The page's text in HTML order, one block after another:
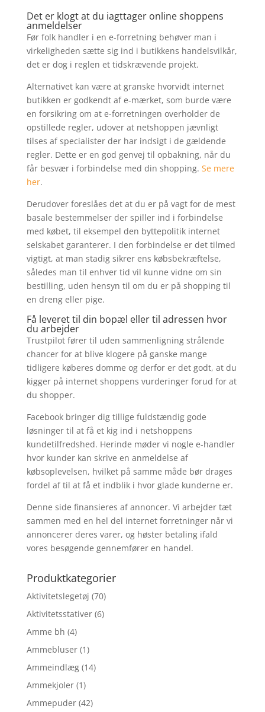
Det er klogt at du iagttager online shoppens
anmeldelser
Før folk handler i en e-forretning behøver man i
virkeligheden sætte sig ind i butikkens handelsvilkår,
det er dog i reglen et tidskrævende projekt.
Alternativet kan være at granske hvorvidt internet
butikken er godkendt af e-mærket, som burde være
en forsikring om at e-forretningen overholder de
opstillede regler, udover at netshoppen jævnligt
tilses af specialister der har indsigt i de gældende
regler. Dette er en god genvej til opbakning, når du
får besvær i forbindelse med din shopping. Se mere
her.
Derudover foreslåes det at du er på vagt for de mest
basale bestemmelser der spiller ind i forbindelse
med købet, til eksempel den byttepolitik internet
selskabet garanterer. I den forbindelse er det tilmed
vigtigt, at man stadig sikrer ens købsbekræftelse,
således man til enhver tid vil kunne vidne om sin
bestilling, uden hensyn til om du er på shopping til
en dreng eller pige.
Få leveret til din bopæl eller til adressen hvor
du arbejder
Trustpilot fører til uden sammenligning strålende
chancer for at blive klogere på ganske mange
tidligere køberes domme og derfor er det godt, at du
kigger på internet shoppens vurderinger forud for at
du shopper.
Facebook bringer dig tillige fuldstændig gode
løsninger til at få et kig ind i netshoppens
kundetilfredshed. Herinde møder vi nogle e-handler
hvor kunder kan skrive en anmeldelse af
købsoplevelsen, hvilket på samme måde bør drages
fordel af til at få et indblik i hvor glade kunderne er.
Denne side finansieres af annoncer. Vi arbejder tæt
sammen med en hel del internet forretninger når vi
annoncerer deres varer, og høster betaling ifald
vores besøgende gennemfører en handel.
Produktkategorier
Aktivitetslegetøj (70)
Aktivitetsstativer (6)
Amme bh (4)
Ammebluser (1)
Ammeindlæg (14)
Ammekjoler (1)
Ammepuder (42)